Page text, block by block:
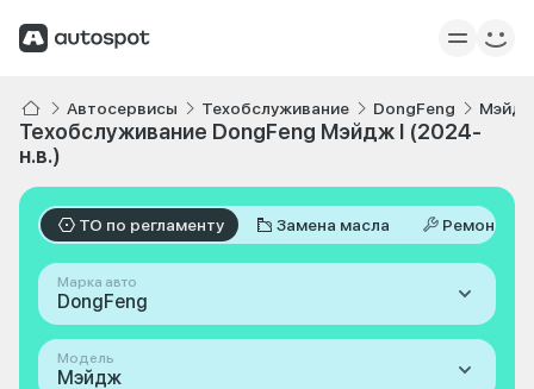
Автосервисы Техобслуживание DongFeng
Техобслуживание DongFeng Мэйдж I (2024-
н.в.)
ТО по регламенту Замена масла Ремонт
Марка авто
DongFeng
Модель
Мэйдж